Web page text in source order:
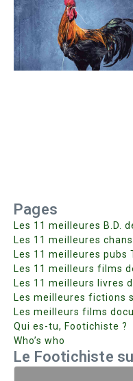
Pages
Les 11 meilleures B.D.
Les 11 meilleures
Les 11 meilleures pubs
Les 11 meilleurs films
Les 11 meilleurs livres
Les meilleures fictions
Les meilleurs films
Qui es-tu, Footichiste ?
Who’s who
Le Footichiste